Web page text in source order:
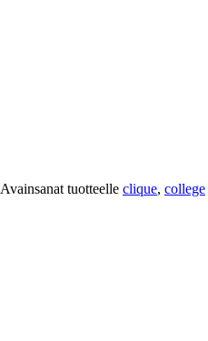
Avainsanat tuotteelle clique, college